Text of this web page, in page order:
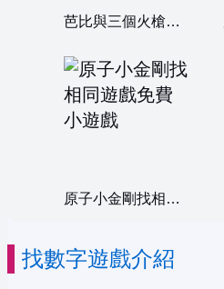
芭比與三個火槍手找數字
原子小金剛找相同遊戲
找數字遊戲介紹